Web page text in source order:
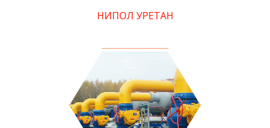
НИПОЛ УРЕТАН